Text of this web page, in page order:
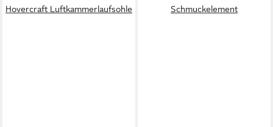
Hovercraft Luftkammerlaufsohle
Schmuckelement